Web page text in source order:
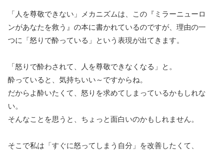
「人を尊敬できない」メカニズムは、この『ミラーニューロ
ンがあなたを救う』の本に書かれているのですが、理由の一
つに「怒りで酔っている」という表現が出てきます。
「怒りで酔わされて、人を尊敬できなくなる」と。
酔っていると、気持ちいい～ですからね。
だからよ酔いたくて、怒りを求めてしまっているかもしれな
い。
そんなことを思うと、ちょっと面白いのかもしれません。
そこで私は「すぐに怒ってしまう自分」を改善したくて、